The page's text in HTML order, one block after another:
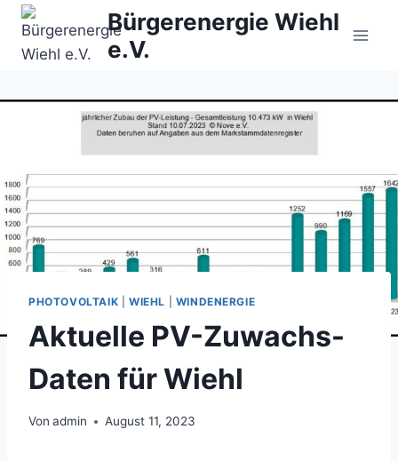
Zum
Inhalt
springen
Bürgerenergie Wiehl
e.V.
PHOTOVOLTAIK WIEHL WINDENERGIE
Aktuelle PV-Zuwachs-
Daten für Wiehl
Von admin August 11, 2023